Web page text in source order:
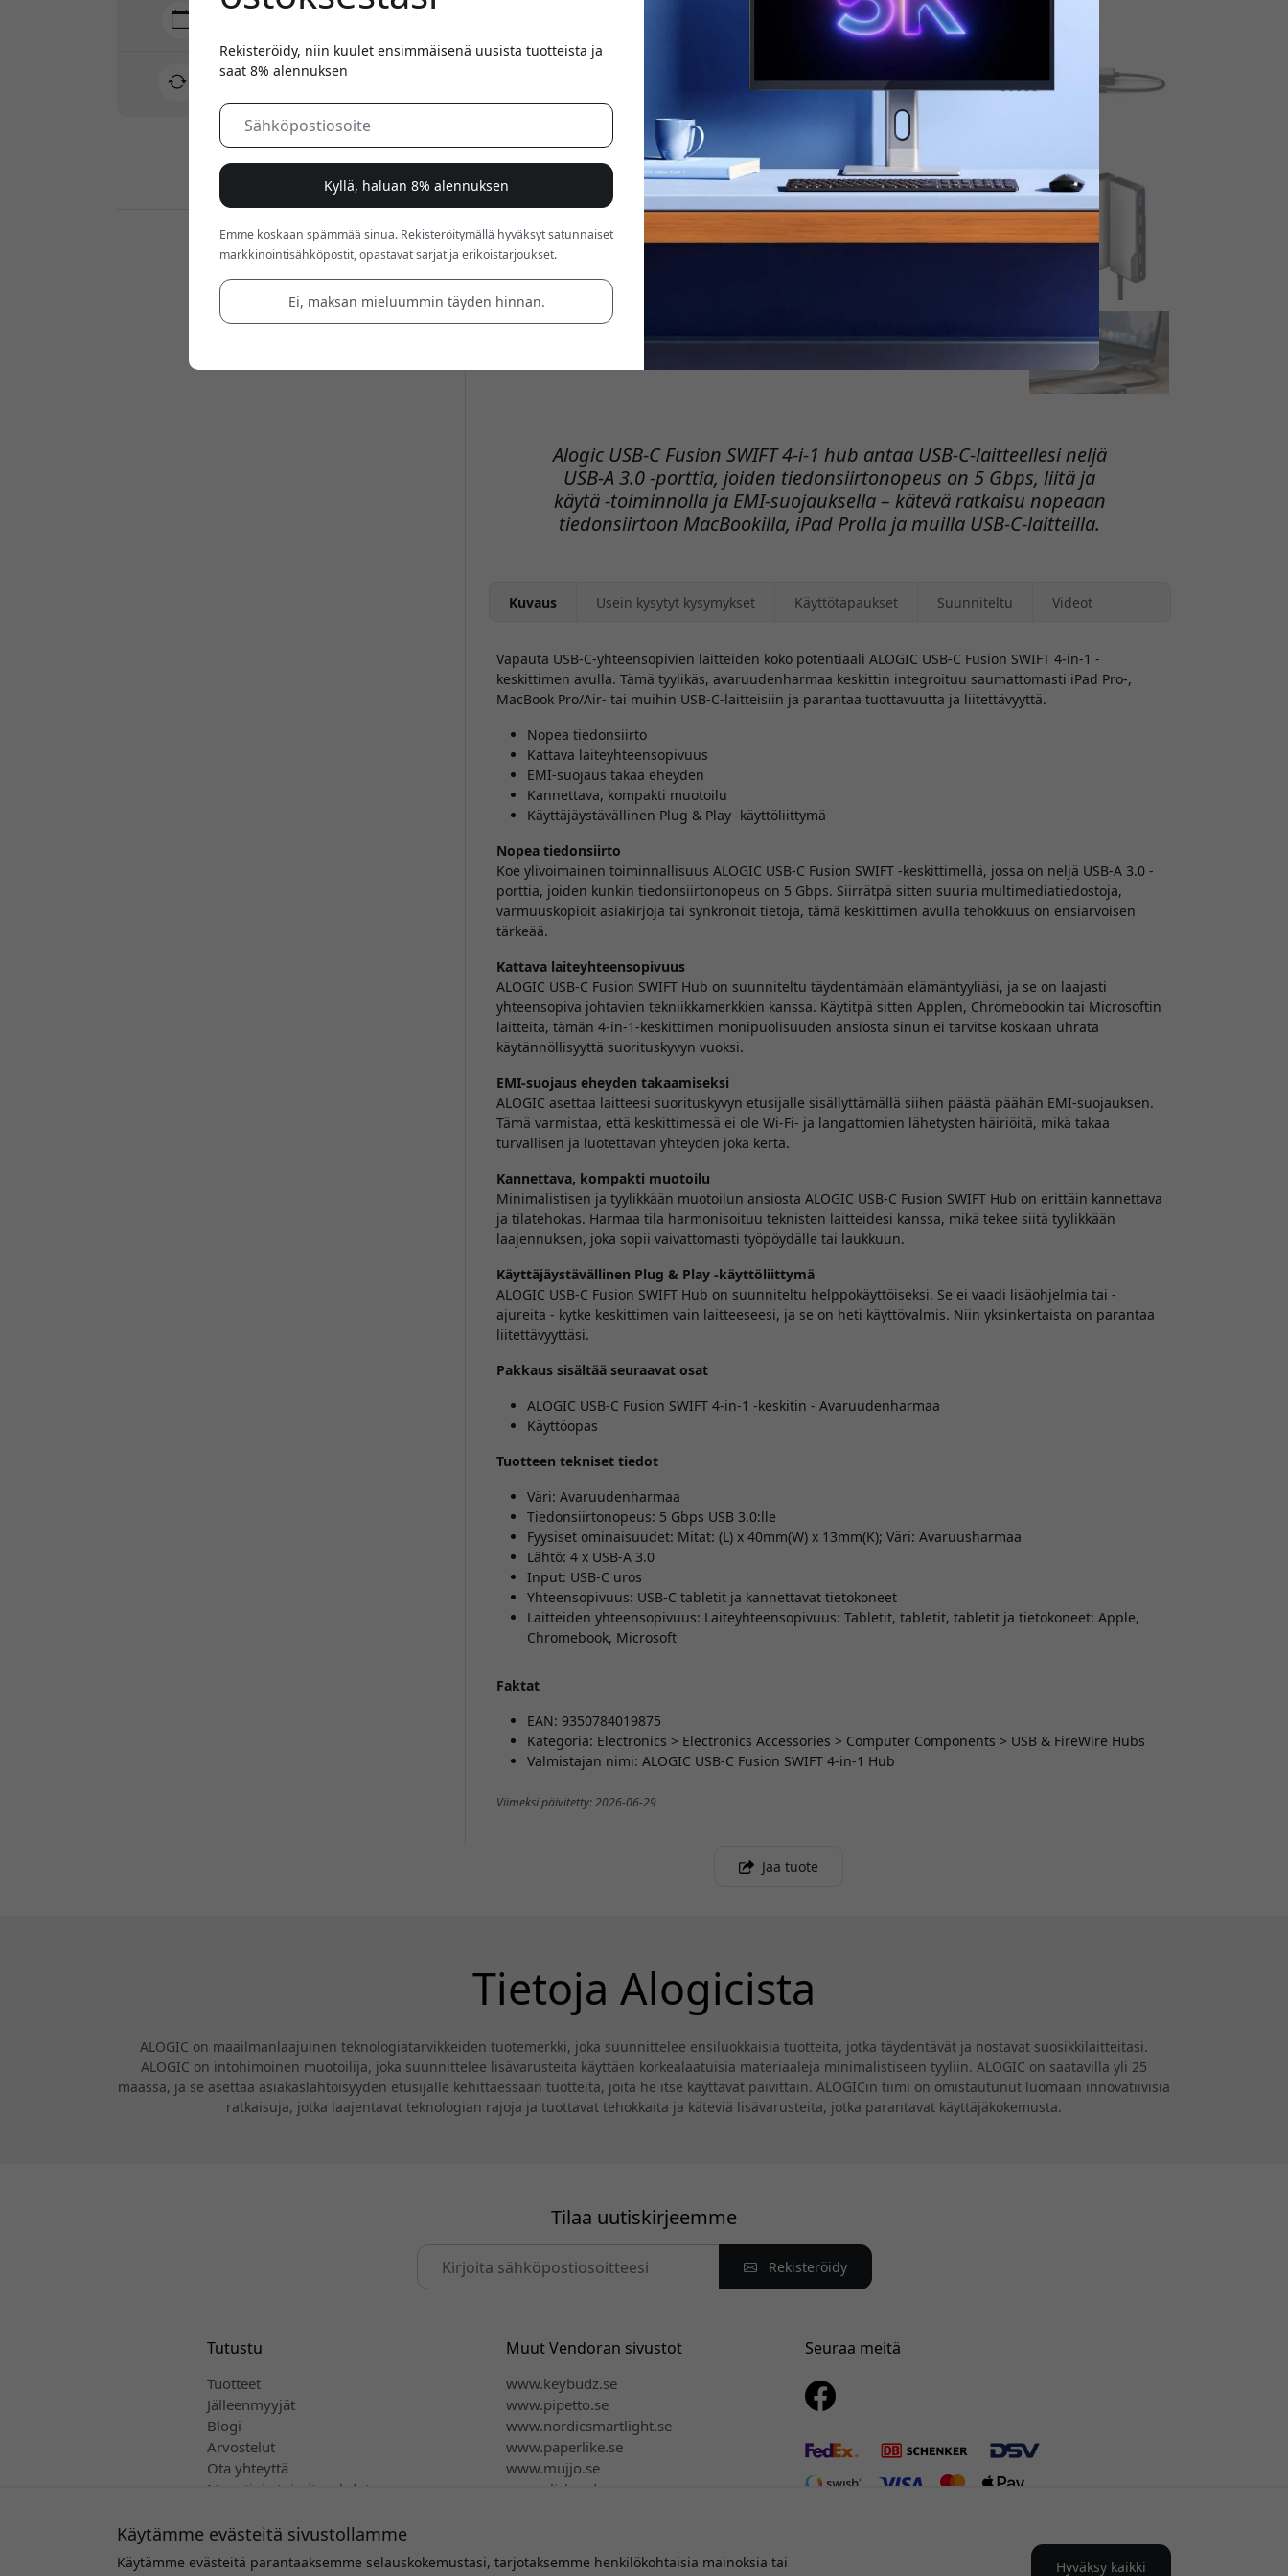
Alogic USB-C Fusion SWIFT 4-i-1 hub antaa USB-C-laitteellesi neljä
USB-A 3.0 -porttia, joiden tiedonsiirtonopeus on 5 Gbps, liitä ja
käytä -toiminnolla ja EMI-suojauksella – kätevä ratkaisu nopeaan
tiedonsiirtoon MacBookilla, iPad Prolla ja muilla USB-C-laitteilla.
Kuvaus Usein kysytyt kysymykset Käyttötapaukset Suunniteltu Videot
Vapauta USB-C-yhteensopivien laitteiden koko potentiaali ALOGIC USB-C Fusion SWIFT 4-in-1 -
keskittimen avulla. Tämä tyylikäs, avaruudenharmaa keskittin integroituu saumattomasti iPad Pro-,
MacBook Pro/Air- tai muihin USB-C-laitteisiin ja parantaa tuottavuutta ja liitettävyyttä.
Nopea tiedonsiirto
Kattava laiteyhteensopivuus
EMI-suojaus takaa eheyden
Kannettava, kompakti muotoilu
Käyttäjäystävällinen Plug & Play -käyttöliittymä
Nopea tiedonsiirto
Koe ylivoimainen toiminnallisuus ALOGIC USB-C Fusion SWIFT -keskittimellä, jossa on neljä USB-A 3.0 -
porttia, joiden kunkin tiedonsiirtonopeus on 5 Gbps. Siirrätpä sitten suuria multimediatiedostoja,
varmuuskopioit asiakirjoja tai synkronoit tietoja, tämä keskittimen avulla tehokkuus on ensiarvoisen
tärkeää.
Kattava laiteyhteensopivuus
ALOGIC USB-C Fusion SWIFT Hub on suunniteltu täydentämään elämäntyyliäsi, ja se on laajasti
yhteensopiva johtavien tekniikkamerkkien kanssa. Käytitpä sitten Applen, Chromebookin tai Microsoftin
laitteita, tämän 4-in-1-keskittimen monipuolisuuden ansiosta sinun ei tarvitse koskaan uhrata
käytännöllisyyttä suorituskyvyn vuoksi.
EMI-suojaus eheyden takaamiseksi
ALOGIC asettaa laitteesi suorituskyvyn etusijalle sisällyttämällä siihen päästä päähän EMI-suojauksen.
Tämä varmistaa, että keskittimessä ei ole Wi-Fi- ja langattomien lähetysten häiriöitä, mikä takaa
turvallisen ja luotettavan yhteyden joka kerta.
Kannettava, kompakti muotoilu
Minimalistisen ja tyylikkään muotoilun ansiosta ALOGIC USB-C Fusion SWIFT Hub on erittäin kannettava
ja tilatehokas. Harmaa tila harmonisoituu teknisten laitteidesi kanssa, mikä tekee siitä tyylikkään
laajennuksen, joka sopii vaivattomasti työpöydälle tai laukkuun.
Käyttäjäystävällinen Plug & Play -käyttöliittymä
ALOGIC USB-C Fusion SWIFT Hub on suunniteltu helppokäyttöiseksi. Se ei vaadi lisäohjelmia tai -
ajureita - kytke keskittimen vain laitteeseesi, ja se on heti käyttövalmis. Niin yksinkertaista on parantaa
liitettävyyttäsi.
Pakkaus sisältää seuraavat osat
ALOGIC USB-C Fusion SWIFT 4-in-1 -keskitin - Avaruudenharmaa
Käyttöopas
Tuotteen tekniset tiedot
Väri: Avaruudenharmaa
Tiedonsiirtonopeus: 5 Gbps USB 3.0:lle
Fyysiset ominaisuudet: Mitat: (L) x 40mm(W) x 13mm(K); Väri: Avaruusharmaa
Lähtö: 4 x USB-A 3.0
Input: USB-C uros
Yhteensopivuus: USB-C tabletit ja kannettavat tietokoneet
Laitteiden yhteensopivuus: Laiteyhteensopivuus: Tabletit, tabletit, tabletit ja tietokoneet: Apple,
Chromebook, Microsoft
Faktat
EAN: 9350784019875
Kategoria: Electronics > Electronics Accessories > Computer Components > USB & FireWire Hubs
Valmistajan nimi: ALOGIC USB-C Fusion SWIFT 4-in-1 Hub
Viimeksi päivitetty: 2026-06-29
Toimitus 10-12 elokuu
30 päivän palautusoikeus
Turvalliset maksut salauksella
Jälleenmyyjät:
Jaa tuote
Tietoja Alogicista
ALOGIC on maailmanlaajuinen teknologiatarvikkeiden tuotemerkki, joka suunnittelee ensiluokkaisia tuotteita, jotka täydentävät ja nostavat suosikkilaitteitasi.
ALOGIC on intohimoinen muotoilija, joka suunnittelee lisävarusteita käyttäen korkealaatuisia materiaaleja minimalistiseen tyyliin. ALOGIC on saatavilla yli 25
maassa, ja se asettaa asiakaslähtöisyyden etusijalle kehittäessään tuotteita, joita he itse käyttävät päivittäin. ALOGICin tiimi on omistautunut luomaan innovatiivisia
ratkaisuja, jotka laajentavat teknologian rajoja ja tuottavat tehokkaita ja käteviä lisävarusteita, jotka parantavat käyttäjäkokemusta.
Tilaa uutiskirjeemme
Rekisteröidy
Tutustu
Tuotteet
Jälleenmyyjät
Blogi
Arvostelut
Ota yhteyttä
Myynti- ja toimitusehdot
Muut Vendoran sivustot
www.keybudz.se
www.pipetto.se
www.nordicsmartlight.se
www.paperlike.se
www.mujjo.se
www.clickandgrow.se
Seuraa meitä
Käytämme evästeitä sivustollamme
Käytämme evästeitä parantaaksemme selauskokemustasi, tarjotaksemme henkilökohtaisia mainoksia tai
Hyväksy kaikki
Rekisteröidy, niin kuulet ensimmäisenä uusista tuotteista ja
saat 8% alennuksen
Kyllä, haluan 8% alennuksen
Emme koskaan spämmää sinua. Rekisteröitymällä hyväksyt satunnaiset
markkinointisähköpostit, opastavat sarjat ja erikoistarjoukset.
Ei, maksan mieluummin täyden hinnan.